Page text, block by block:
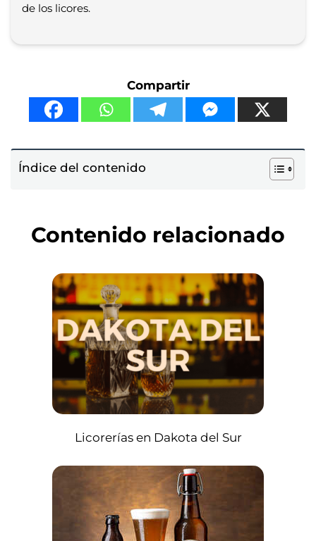
de los licores.
Compartir
Índice del contenido
Contenido relacionado
Licorerías en Dakota del Sur